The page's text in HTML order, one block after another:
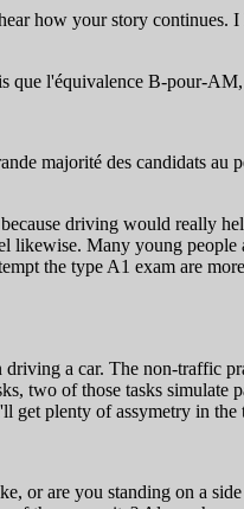
how your story continues.
que l'équivalence B-pour-
majorité des candidats
driving would really
likewise. Many young
the type A1 exam are
a car. The non-traffic
two of those tasks
get plenty of assymetry in the
or are you standing on a